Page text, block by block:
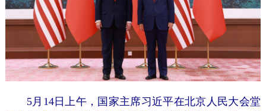
5月14日上午，国家主席习近平在北京人民大会堂